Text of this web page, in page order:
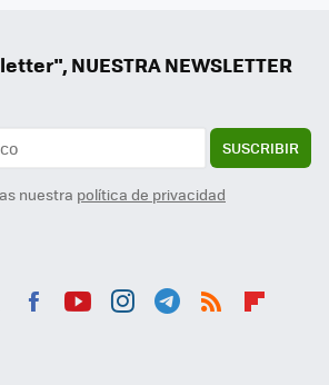
NUESTRA NEWSLETTER
SUSCRIBIR
nuestra política de privacidad